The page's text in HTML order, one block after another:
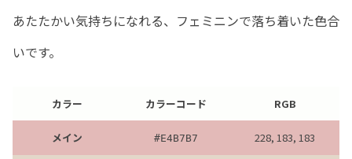
あたたかい気持ちになれる、フェミニンで落ち着いた色合
いです。
カラー カラーコード RGB
メイン #E4B7B7 228, 183, 183